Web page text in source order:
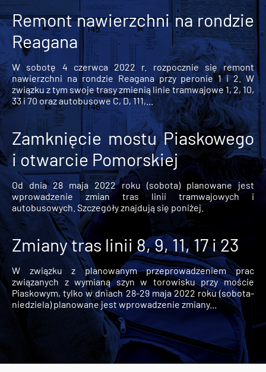
Remont nawierzchni na rondzie
Reagana
W sobotę 4 czerwca 2022 r. rozpocznie się remont
nawierzchni na rondzie Reagana przy peronie 1 i 2. W
związku z tym swoje trasy zmienią linie tramwajowe 1, 2, 10,
33 i 70 oraz autobusowe C, D, 111,...
Zamknięcie mostu Piaskowego
i otwarcie Pomorskiej
Od dnia 28 maja 2022 roku (sobota) planowane jest
wprowadzenie zmian tras linii tramwajowych i
autobusowych. Szczegóły znajdują się poniżej.
Zmiany tras linii 8, 9, 11, 17 i 23
W związku z planowanym przeprowadzeniem prac
związanych z wymianą szyn w torowisku przy moście
Piaskowym, tylko w dniach 28-29 maja 2022 roku (sobota-
niedziela) planowane jest wprowadzenie zmiany...